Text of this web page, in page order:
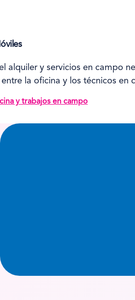
alquiler y servicios en campo
la oficina y los técnicos en
y trabajos en campo